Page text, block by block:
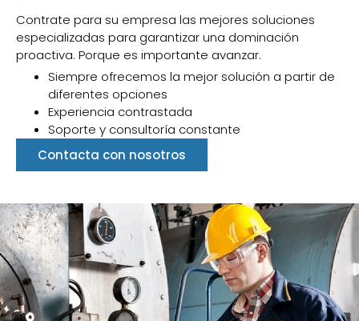
Contrate para su empresa las mejores soluciones
especializadas para garantizar una dominación
proactiva. Porque es importante avanzar.
Siempre ofrecemos la mejor solución a partir de
diferentes opciones
Experiencia contrastada
Soporte y consultoría constante
Contacta con nosotros